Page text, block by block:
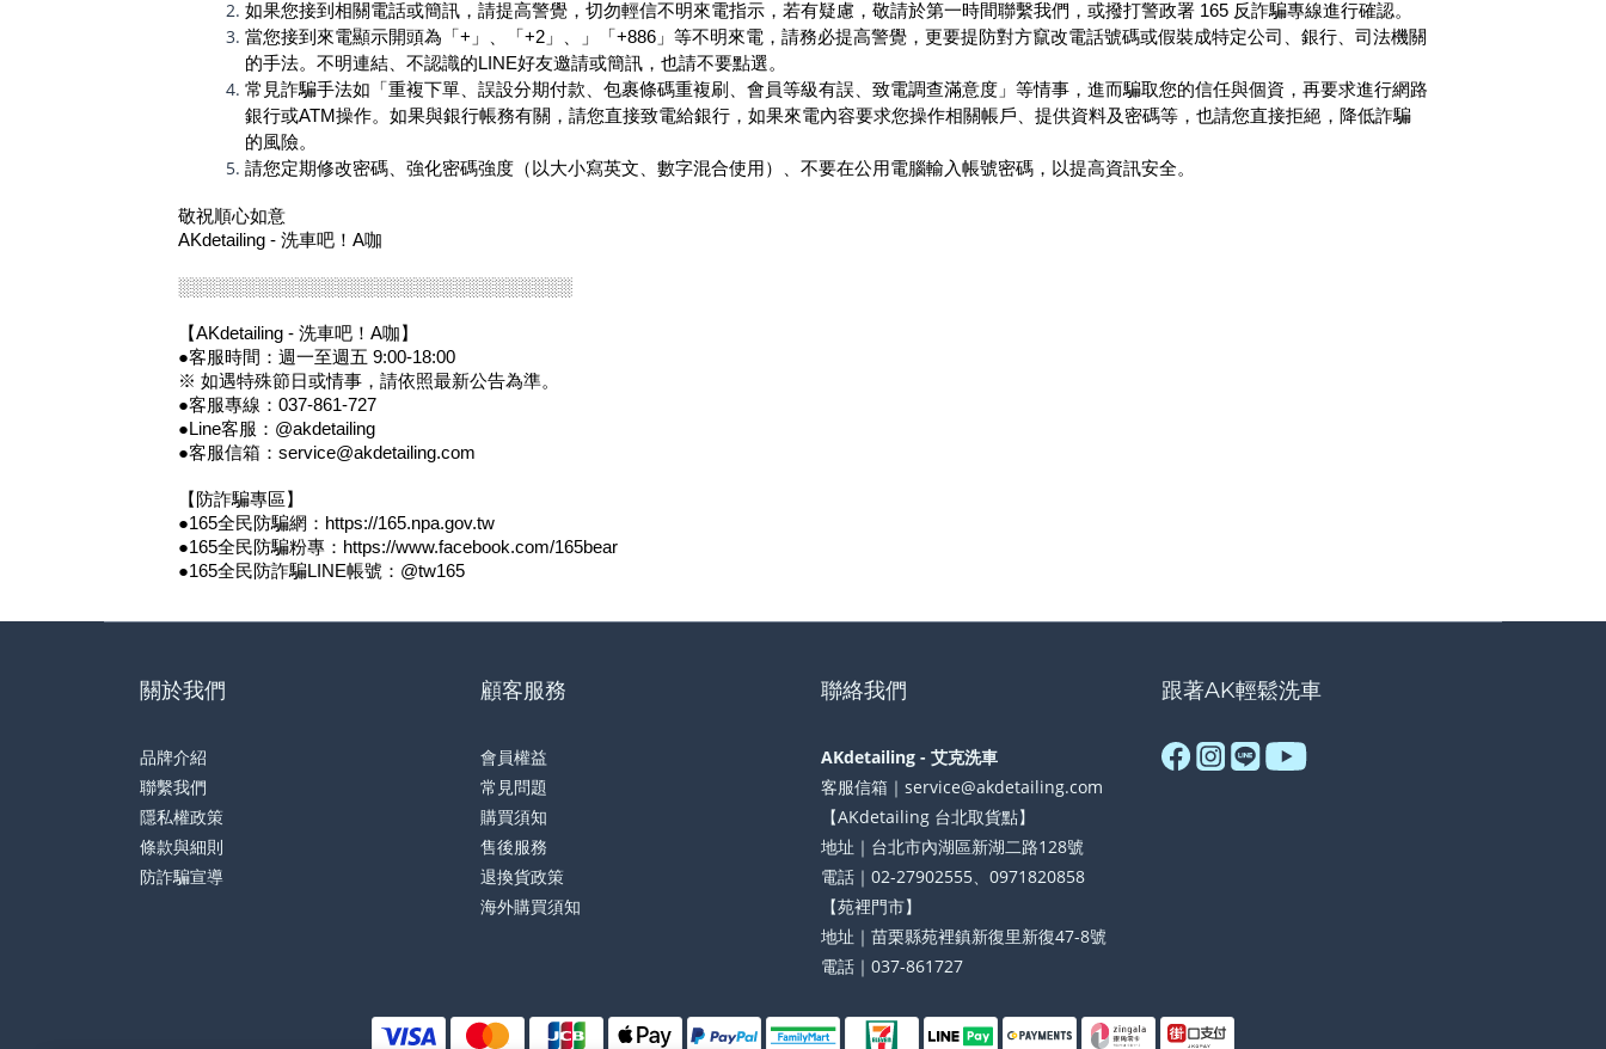
如果您接到相關電話或簡訊，請提高警覺，切勿輕信不明來電指示，若有疑慮，敬請於第一時間聯繫我們，或撥打警政署 165 反詐騙專線進行確認。
當您接到來電顯示開頭為「+」、「+2」、」「+886」等不明來電，請務必提高警覺，更要提防對方竄改電話號碼或假裝成特定公司、銀行、司法機關
的手法。不明連結、不認識的LINE好友邀請或簡訊，也請不要點選。
常見詐騙手法如「重複下單、誤設分期付款、包裹條碼重複刷、會員等級有誤、致電調查滿意度」等情事，進而騙取您的信任與個資，再要求進行網路
銀行或ATM操作。如果與銀行帳務有關，請您直接致電給銀行，如果來電內容要求您操作相關帳戶、提供資料及密碼等，也請您直接拒絕，降低詐騙
的風險。
請您定期修改密碼、強化密碼強度（以大小寫英文、數字混合使用）、不要在公用電腦輸入帳號密碼，以提高資訊安全。
敬祝順心如意
AKdetailing - 洗車吧！A咖
░░░░░░░░░░░░░░░░░░░░░░░░░░░░░░
【AKdetailing - 洗車吧！A咖】
●客服時間：週一至週五 9:00-18:00
※ 如遇特殊節日或情事，請依照最新公告為準。
●客服專線：037-861-727
●Line客服： @akdetailing
●客服信箱：service@akdetailing.com
【防詐騙專區】
●165全民防騙網：https://165.npa.gov.tw
●165全民防騙粉專：https://www.facebook.com/165bear
●165全民防詐騙LINE帳號：@tw165
關於我們
品牌介紹
聯繫我們
隱私權政策
條款與細則
防詐騙宣導
顧客服務
會員權益
常見問題
購買須知
售後服務
退換貨政策
海外購買須知
聯絡我們
AKdetailing - 艾克洗車
客服信箱｜service@akdetailing.com
【AKdetailing 台北取貨點】
地址｜台北市內湖區新湖二路128號
電話｜02-27902555、0971820858
【苑裡門市】
地址｜苗栗縣苑裡鎮新復里新復47-8號
電話｜037-861727
跟著AK輕鬆洗車